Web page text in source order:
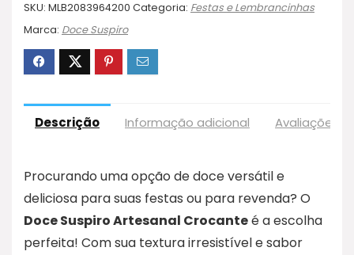
SKU: MLB2083964200 Categoria: Festas e Lembrancinhas
Marca: Doce Suspiro
Descrição Informação adicional Avaliações
Procurando uma opção de doce versátil e
deliciosa para suas festas ou para revenda? O
Doce Suspiro Artesanal Crocanteé a escolha
perfeita! Com sua textura irresistível e sabor